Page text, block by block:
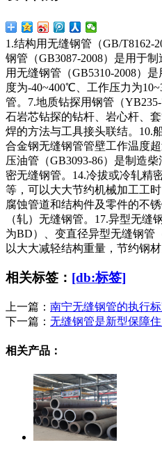
1.结构用无缝钢管（GB/T8162-
钢管（GB3087-2008）是用于
用无缝钢管（GB5310-2008）
度为-40~400℃、工作压力为
管。7.地质钻探用钢管（
石岩芯钻探的钻杆、岩心杆、
焊的方法与工具接头联结。10.
合金钢无缝钢管管壁工作温度
压油管（GB3093-86）是制造
密无缝钢管。14.冷拔或冷轧精
等，可以大大节约机械加工工
腐蚀管道和结构件及零件的不
（轧）无缝钢管。17.异型无
为BD）、变直径异型无缝钢管
以大大减轻结构重量，节约钢材
相关标签： [db:标签]
上一篇： 南宁无缝钢管的执行
下一篇： 无缝钢管是新型保障
相关产品：